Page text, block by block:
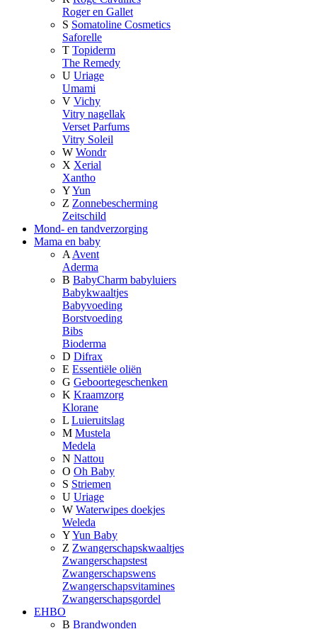
Roger en Gallet
S Somatoline Cosmetics
Saforelle
T Topiderm
The Remedy
U Uriage
Umami
V Vichy
Vitry nagellak
Verset Parfums
Vitry Soleil
W Wondr
X Xerial
Xantho
YYun
Z Zonnebescherming
Zeitschild
Mond- en tandverzorging
Mama en baby
A Avent
Aderma
B BabyCharm babyluiers
Babykwaaltjes
Babyvoeding
Borstvoeding
Bibs
Bioderma
D Difrax
E Essentiële oliën
G Geboortegeschenken
K Kraamzorg
Klorane
L Luieruitslag
M Mustela
Medela
N Nattou
O Oh Baby
S Striemen
U Uriage
W Waterwipes doekjes
Weleda
YYun Baby
Z Zwangerschapskwaaltjes
Zwangerschapstest
Zwangerschapswens
Zwangerschapsvitamines
Zwangerschapsgordel
EHBO
B Brandwonden